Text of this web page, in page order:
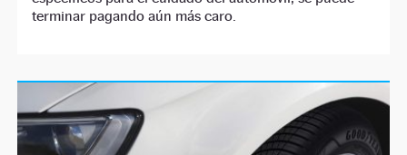
terminar pagando aún más caro.